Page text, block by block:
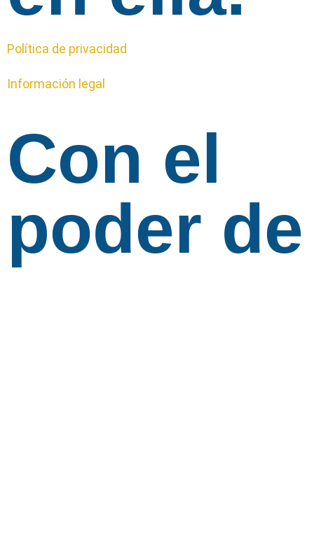
Política de privacidad
Información legal
Con el
poder de